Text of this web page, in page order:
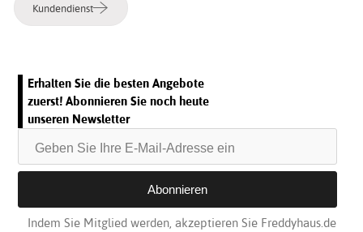
Kundendienst
Erhalten Sie die besten Angebote
zuerst! Abonnieren Sie noch heute
unseren Newsletter
Indem Sie Mitglied werden, akzeptieren Sie Freddyhaus.de